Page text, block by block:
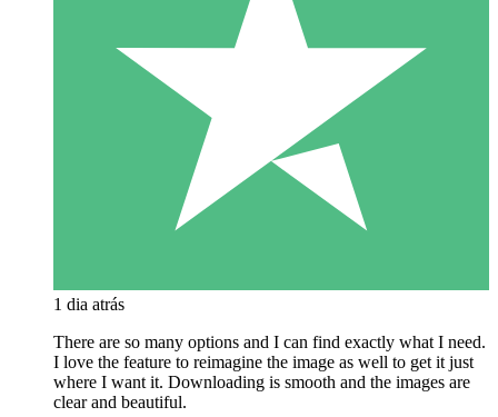
1 dia atrás
There are so many options and I can find exactly what I need.
I love the feature to reimagine the image as well to get it just
where I want it. Downloading is smooth and the images are
clear and beautiful.